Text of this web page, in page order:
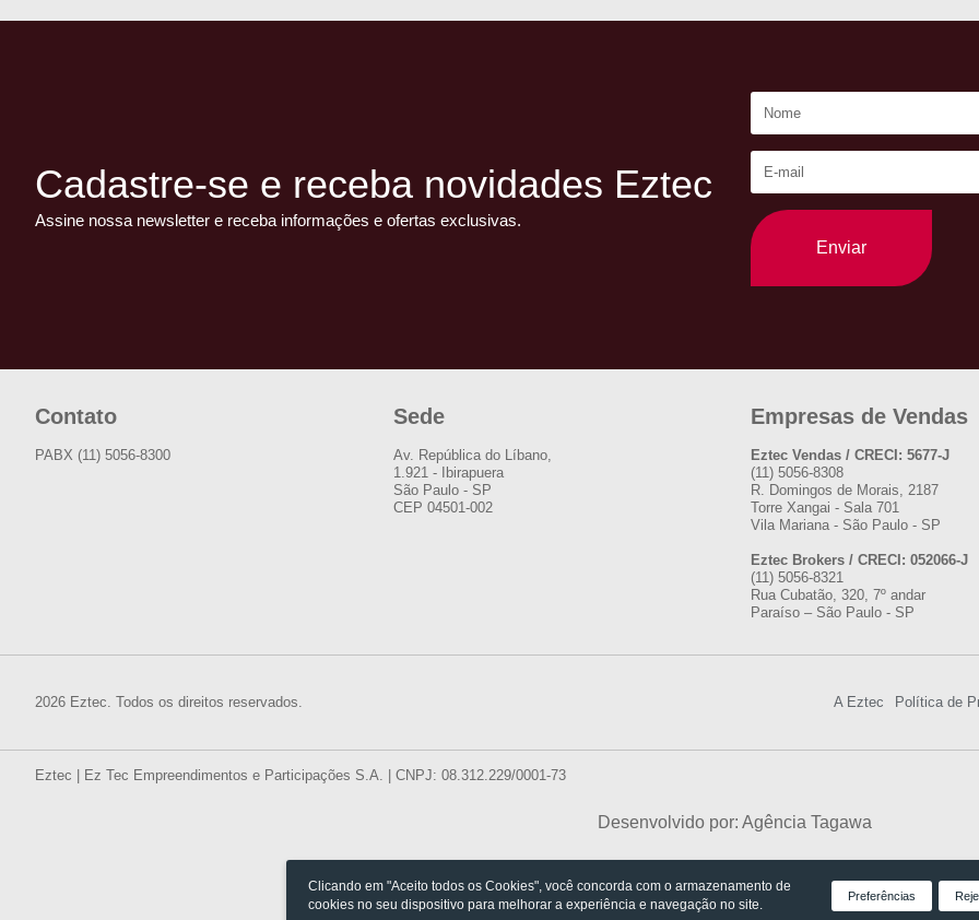
Cadastre-se e receba novidades Eztec
Assine nossa newsletter e receba informações e ofertas exclusivas.
Enviar
Contato
PABX (11) 5056-8300
Sede
Av. República do Líbano,
1.921 - Ibirapuera
São Paulo - SP
CEP 04501-002
Empresas de Vendas
Eztec Vendas / CRECI: 5677-J
(11) 5056-8308
R. Domingos de Morais, 2187
Torre Xangai - Sala 701
Vila Mariana - São Paulo - SP
Eztec Brokers / CRECI: 052066-J
(11) 5056-8321
Rua Cubatão, 320, 7º andar
Paraíso – São Paulo - SP
2026 Eztec. Todos os direitos reservados. A Eztec Política de
Eztec | Ez Tec Empreendimentos e Participações S.A. | CNPJ: 08.312.229/0001-73
Desenvolvido por: Agência Tagawa
Clicando em "Aceito todos os Cookies", você concorda com o armazenamento de
cookies no seu dispositivo para melhorar a experiência e navegação no site.
Preferências